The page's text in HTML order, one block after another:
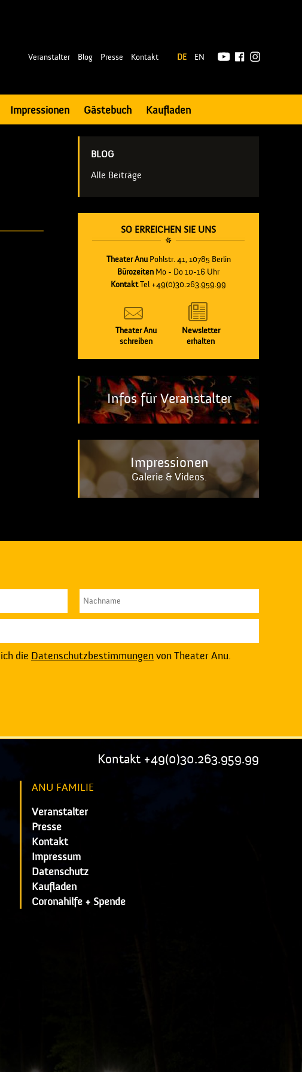
Veranstalter Blog Presse Kontakt DE EN
Impressionen Gästebuch Kaufladen
BLOG
Alle Beiträge
SO ERREICHEN SIE UNS
Theater AnuPohlstr. 41, 10785 Berlin
Bürozeiten Mo - Do 10-16 Uhr
KontaktTel +49(0)30.263.959.99
Theater Anu
schreiben
Newsletter
erhalten
Infos für Veranstalter
Impressionen
Galerie & Videos.
die Datenschutzbestimmungenvon Theater Anu.
Kontakt +49(0)30.263.959.99
ANU FAMILIE
Veranstalter
Presse
Kontakt
Impressum
Datenschutz
Kaufladen
Coronahilfe + Spende